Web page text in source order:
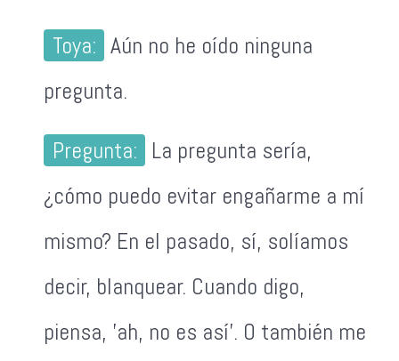
Toya: Aún no he oído ninguna
pregunta.
Pregunta: La pregunta sería,
¿cómo puedo evitar engañarme a mí
mismo? En el pasado, sí, solíamos
decir, blanquear. Cuando digo,
piensa, 'ah, no es así'. O también me